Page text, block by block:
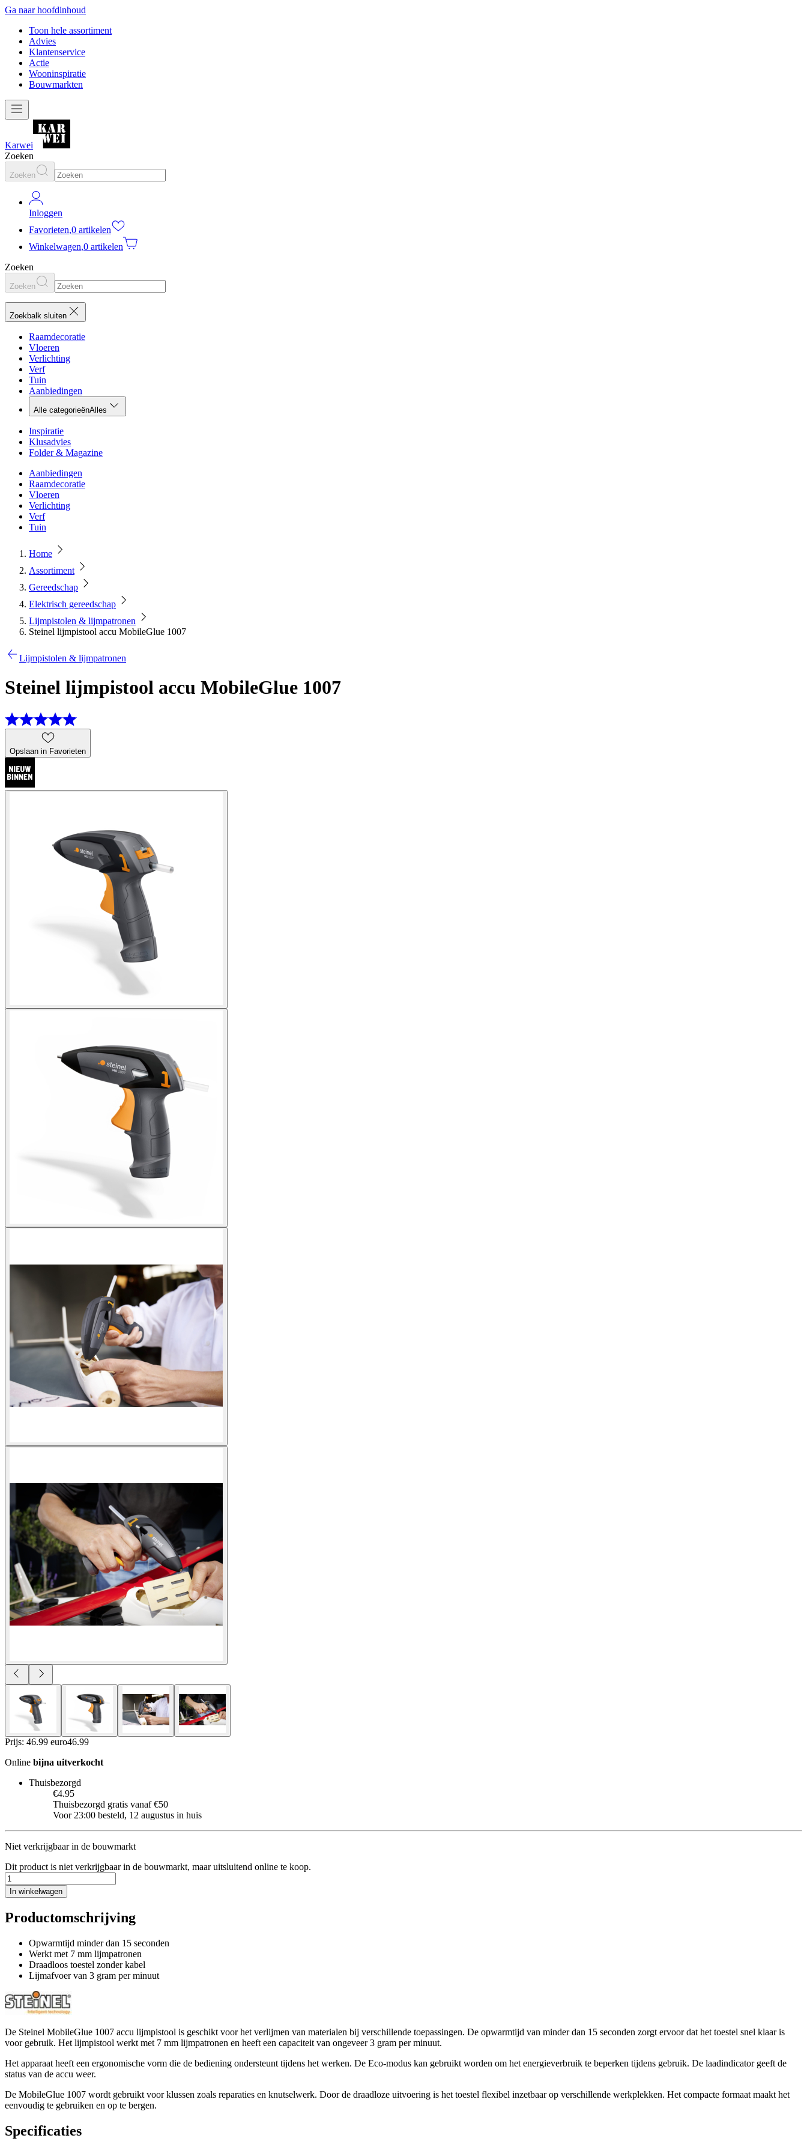
Ga naar hoofdinhoud
Toon hele assortiment
Advies
Klantenservice
Actie
Wooninspiratie
Bouwmarkten
Karwei
Zoeken
Zoeken
Inloggen
Favorieten,0 artikelen
Winkelwagen,0 artikelen
Zoeken
Zoeken
Zoekbalk sluiten
Raamdecoratie
Vloeren
Verlichting
Verf
Tuin
Aanbiedingen
Alle categorieënAlles
Inspiratie
Klusadvies
Folder & Magazine
Aanbiedingen
Raamdecoratie
Vloeren
Verlichting
Verf
Tuin
Home
Assortiment
Gereedschap
Elektrisch gereedschap
Lijmpistolen & lijmpatronen
Steinel lijmpistool accu MobileGlue 1007
Lijmpistolen & lijmpatronen
Steinel lijmpistool accu MobileGlue 1007
Opslaan in Favorieten
Prijs: 46.99 euro46.99
Online bijna uitverkocht
Thuisbezorgd
€4.95
Thuisbezorgd gratis vanaf €50
Voor 23:00 besteld, 12 augustus in huis
Niet verkrijgbaar in de bouwmarkt
Dit product is niet verkrijgbaar in de bouwmarkt, maar uitsluitend online te koop.
In winkelwagen
Productomschrijving
Opwarmtijd minder dan 15 seconden
Werkt met 7 mm lijmpatronen
Draadloos toestel zonder kabel
Lijmafvoer van 3 gram per minuut
De Steinel MobileGlue 1007 accu lijmpistool is geschikt voor het verlijmen van materialen bij verschillende toepassingen. De opwarmtijd van minder dan 15 seconden zorgt ervoor dat het toestel snel klaar is
voor gebruik. Het lijmpistool werkt met 7 mm lijmpatronen en heeft een capaciteit van ongeveer 3 gram per minuut.
Het apparaat heeft een ergonomische vorm die de bediening ondersteunt tijdens het werken. De Eco-modus kan gebruikt worden om het energieverbruik te beperken tijdens gebruik. De laadindicator geeft de
status van de accu weer.
De MobileGlue 1007 wordt gebruikt voor klussen zoals reparaties en knutselwerk. Door de draadloze uitvoering is het toestel flexibel inzetbaar op verschillende werkplekken. Het compacte formaat maakt het
eenvoudig te gebruiken en op te bergen.
Specificaties